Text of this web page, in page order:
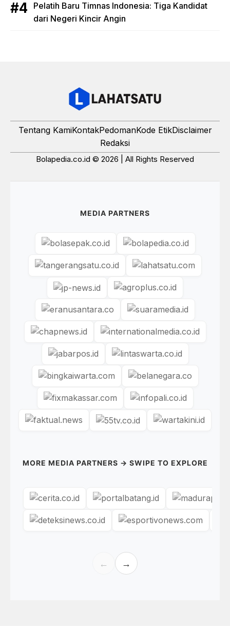
Pelatih Baru Timnas Indonesia: Tiga Kandidat
dari Negeri Kincir Angin
Tentang KamiKontakPedomanKode EtikDisclaimer
Redaksi
Bolapedia.co.id © 2026 | All Rights Reserved
MEDIA PARTNERS
MORE MEDIA PARTNERS → SWIPE TO EXPLORE
← →